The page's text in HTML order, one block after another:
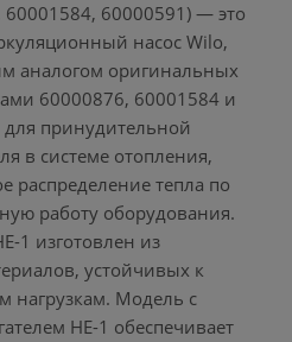
60000591) — это
насос Wilo,
аналогом оригинальных
60000876, 60001584 и
принудительной
в системе отопления,
распределение тепла по
работу оборудования.
1 изготовлен из
устойчивых к
нагрузкам. Модель с
HE-1 обеспечивает